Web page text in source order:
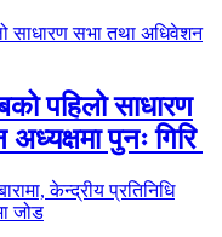
पहिलो साधारण
पुनः गिरि